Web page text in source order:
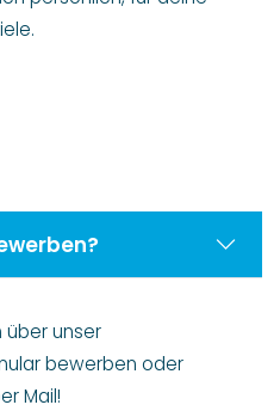
über unser
bewerben oder
Mail!